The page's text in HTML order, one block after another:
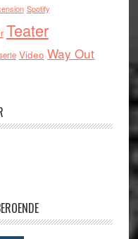
Spotify
Teater
Video Way Out